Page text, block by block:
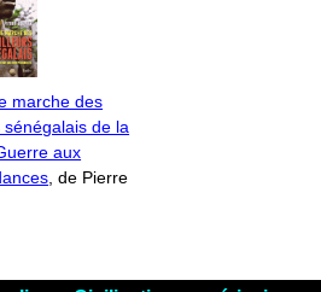
marche des
sénégalais de la
aux
, de Pierre